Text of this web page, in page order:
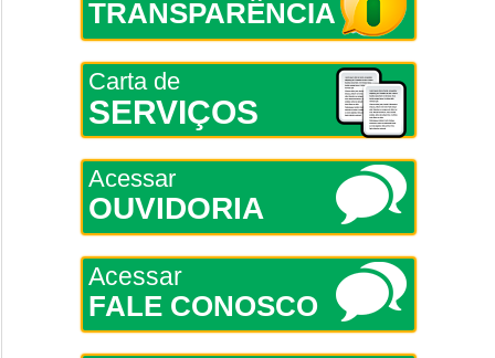
TRANSPARÊNCIA
Carta de
SERVIÇOS
Acessar
OUVIDORIA
Acessar
FALE CONOSCO